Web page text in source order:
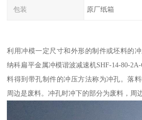
包装 原厂纸箱
利用冲模一定尺寸和外形的制件或坯料的
纳科扁平金属冲模谐波减速机SHF-14-80-
料得到带孔制件的冲压方法称为冲孔。落
周边是废料。冲孔时冲下的部分为废料，周